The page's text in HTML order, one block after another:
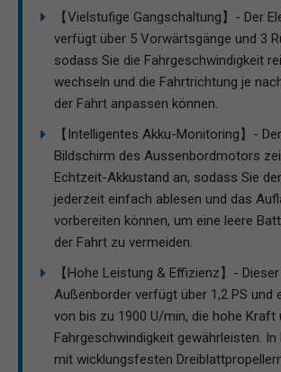
【Vielstufige Gangschaltung】- Der
verfügt über 5 Vorwärtsgänge und 3
sodass Sie die Fahrgeschwindigkeit
wechseln und die Fahrtrichtung je
der Fahrt anpassen können.
【Intelligentes Akku-Monitoring】-
Bildschirm des Aussenbordmotors
Echtzeit-Akkustand an, sodass Sie
jederzeit einfach ablesen und das
vorbereiten können, um eine leere
der Fahrt zu vermeiden.
【Hohe Leistung & Effizienz】-
Außenborder verfügt über 1,2 PS und
von bis zu 1900 U/min, die hohe Kraft
Fahrgeschwindigkeit gewährleisten.
mit wicklungsfesten